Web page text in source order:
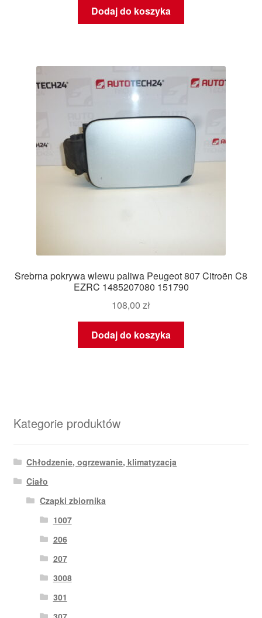
Dodaj do koszyka
Srebrna pokrywa wlewu paliwa Peugeot 807 Citroën C8
EZRC 1485207080 151790
108,00 zł
Dodaj do koszyka
Kategorie produktów
Chłodzenie, ogrzewanie, klimatyzacja
Ciało
Czapki zbiornika
1007
206
207
3008
301